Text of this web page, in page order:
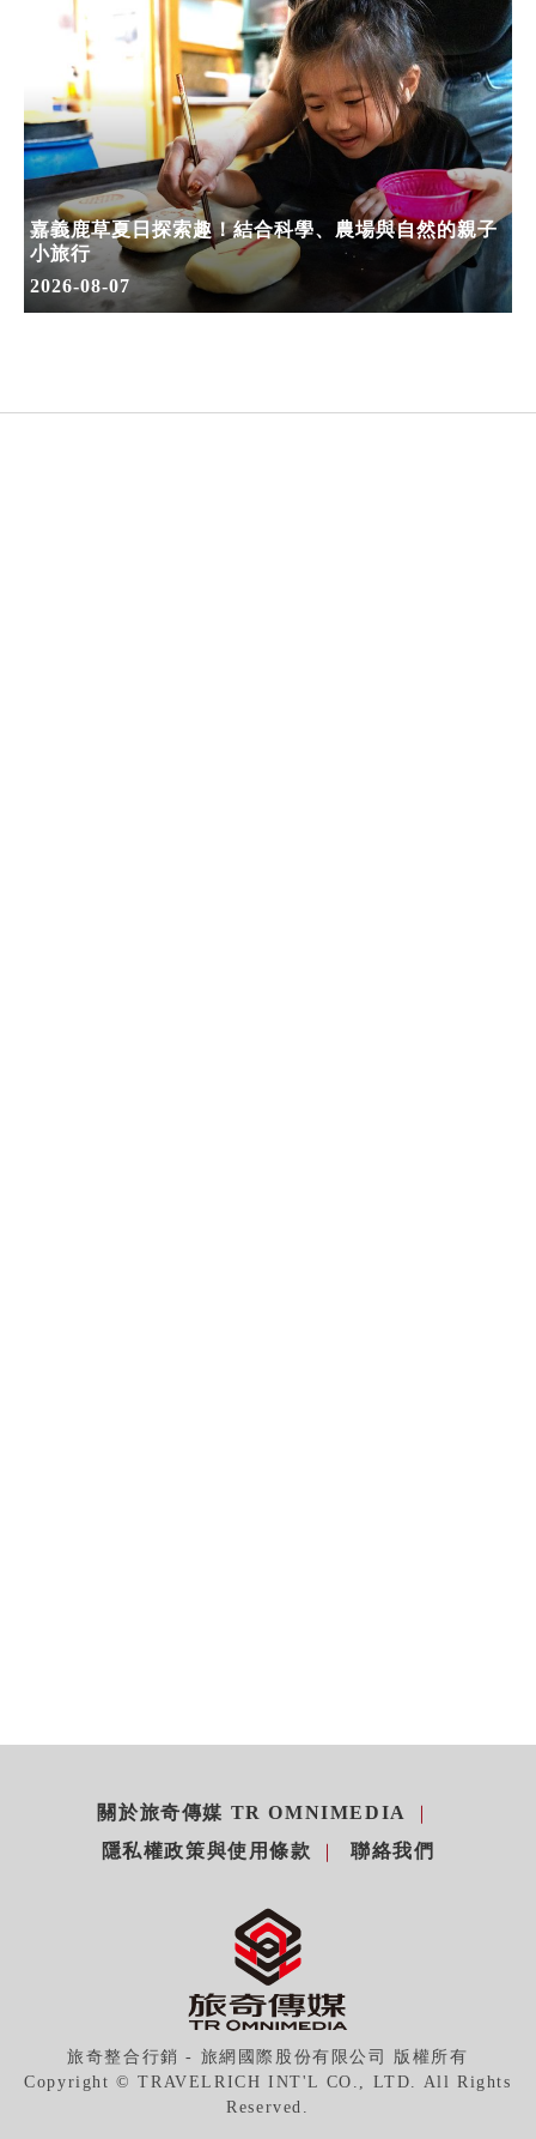
嘉義鹿草夏日探索趣！結合科學、農場與自然的親子
小旅行
2026-08-07
關於旅奇傳媒 TR OMNIMEDIA
隱私權政策與使用條款
聯絡我們
旅奇整合行銷 - 旅網國際股份有限公司 版權所有
Copyright © TRAVELRICH INT'L CO., LTD. All Rights
Reserved.